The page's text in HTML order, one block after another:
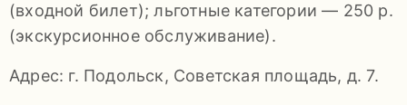
(входной билет); льготные категории — 250 р.
(экскурсионное обслуживание).
Адрес: г. Подольск, Советская площадь, д. 7.